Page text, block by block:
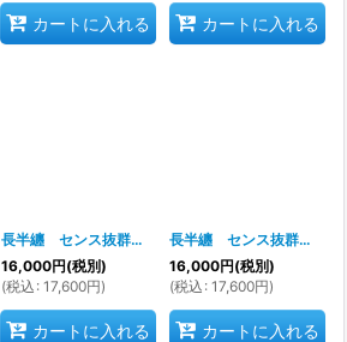
カートに入れる カートに入れる
[
長半纏 センス抜群 唯一無二のデザイン力 お祭り天国製品
16,000円(税別)
(税込 : 17,600円)
カートに入れる
長半纏 センス抜群 唯一無二のデザイン力 お祭り天国製品
16,000円(税別)
(税込 : 17,600円)
カートに入れる